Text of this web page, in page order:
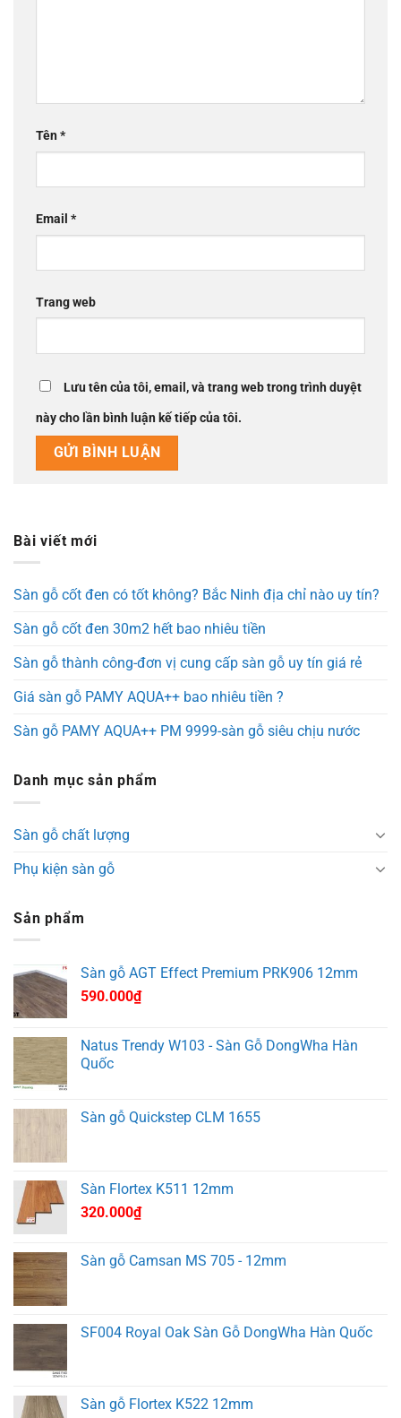
Tên*
Email *
Trang web
Lưu tên của tôi, email, và trang web trong trình duyệt
này cho lần bình luận kế tiếp của tôi.
Bài viết mới
Sàn gỗ cốt đen có tốt không? Bắc Ninh địa chỉ nào uy tín?
Sàn gỗ cốt đen 30m2 hết bao nhiêu tiền
Sàn gỗ thành công-đơn vị cung cấp sàn gỗ uy tín giá rẻ
Giá sàn gỗ PAMY AQUA++ bao nhiêu tiền ?
Sàn gỗ PAMY AQUA++ PM 9999-sàn gỗ siêu chịu nước
Danh mục sản phẩm
Sàn gỗ chất lượng
Phụ kiện sàn gỗ
Sản phẩm
Sàn gỗ AGT Effect Premium PRK906 12mm
590.000₫
Natus Trendy W103 - Sàn Gỗ DongWha Hàn
Quốc
Sàn gỗ Quickstep CLM 1655
Sàn Flortex K511 12mm
320.000₫
Sàn gỗ Camsan MS 705 - 12mm
SF004 Royal Oak Sàn Gỗ DongWha Hàn Quốc
Sàn gỗ Flortex K522 12mm